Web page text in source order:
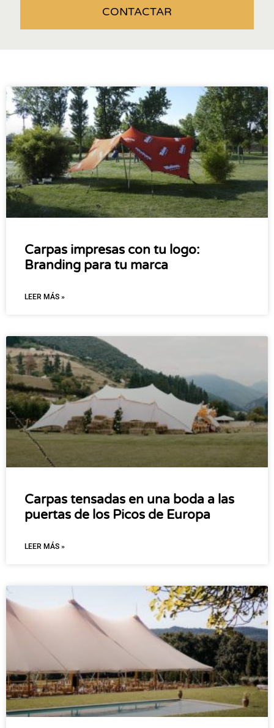
CONTACTAR
Carpas impresas con tu logo:
Branding para tu marca
LEER MÁS »
Carpas tensadas en una boda a las
puertas de los Picos de Europa
LEER MÁS »